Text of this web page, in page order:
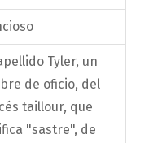
Tyler, un
de oficio, del
taillour, que
"sastre", de